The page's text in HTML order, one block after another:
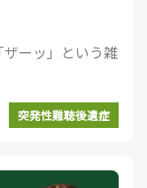
ザーッ」という雑
突発性難聴後遺症